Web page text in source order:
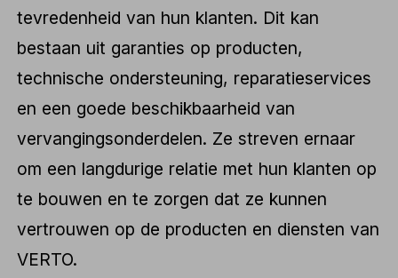
tevredenheid van hun klanten. Dit kan
bestaan uit garanties op producten,
technische ondersteuning, reparatieservices
en een goede beschikbaarheid van
vervangingsonderdelen. Ze streven ernaar
om een langdurige relatie met hun klanten op
te bouwen en te zorgen dat ze kunnen
vertrouwen op de producten en diensten van
VERTO.